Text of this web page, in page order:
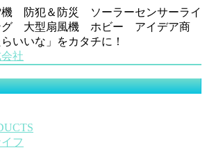
防犯＆防災 ソーラーセンサーライ
グ 大型扇風機 ホビー アイデア商
いいな」をカタチに！
フ